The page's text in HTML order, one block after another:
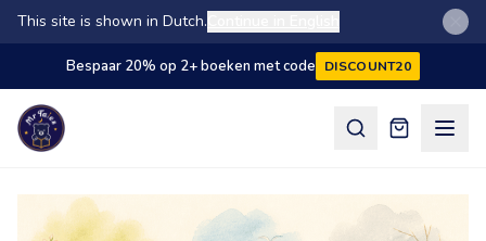
This site is shown in Dutch.
Bespaar 20% op 2+ boeken met code DISCOUNT20